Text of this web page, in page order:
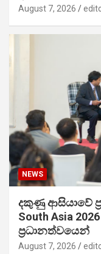
August 7, 2026
NEWS
දකුණු ආසියාවේ
South Asia
ප්‍රධානත්වයෙන්
August 7, 2026